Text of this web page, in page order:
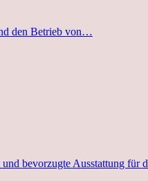
den Betrieb von…
bevorzugte Ausstattung für